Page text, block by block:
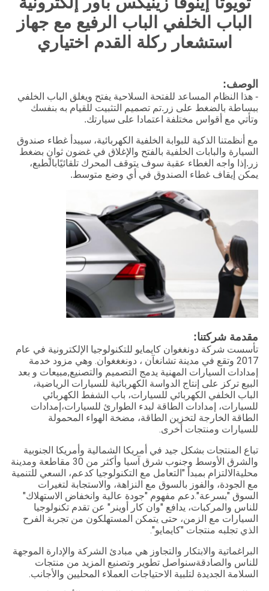
الباب الخلفي الباب الرفيع مع جهاز
استشعار ركلة القدم اختياري
الوصف:
- هذا النظام المساعد للفتحة السلاحية يفتح ويغلق الباب الخلفي
ببساطة بالضغط على زر.تم تصميم التثبيت للقيام به بنفسك
وتأتي مع أقواس مختلفة اعتمادا على سيارتك.
مع أنظمتنا الذكية للبوابة الخلفية الكهربائية، سيبدأ غطاء صندوق
السيارة والبابات الخلفية بالفتح والإغلاق في غضون ثوانٍ بضغط
زر.إذا واجه الغطاء عقبة سوف يتوقف المحرك تلقائيًابالطبع،
يمكن إيقاف غطاء الصندوق في أي وضع متوسط.
مقدمة شركتنا:
تأسست شركة دونغغوان كايمايو للتكنولوجيا الإلكترونية في عام
2017 وتقع في مدينة تشانغآن ، دونغغغوان. وهي مزود خدمة
إمدادات السيارات المهنية يدمج التصميم والتصنيع,مبيعات و بعد
البيع تركز على إنتاج الدواسة الكهربائية للسيارات الرياضية،
الباب الخلفي الكهربائي للسيارات، باب الشفط الكهربائي
للسيارات، إمدادات الطاقة لبدء الطوارئ للسيارات،إمدادات
الطاقة الخارجة لتخزين الطاقة، مضخة الهواء المحمولة
للسيارات ومنتجات أخرى.
تباع المنتجات بشكل جيد في أمريكا الشمالية وأمريكا الجنوبية
والشرق الأوسط وجنوب شرق آسيا وأكثر من 30 مقاطعة ومدينة
محليةالالتزام بمبدأ "التعامل مع التكنولوجيا كدعم، السعي للتنمية
مع الجودة، والفوز بالسوق مع النزاهة، والاستجابة لتغيرات
السوق "بسرعة".دعم مفهوم "جودة عالية وانخفاض الاستهلاك"
للناس والمركبات، يدافع "وان كار أوينر" عن تقدم تكنولوجيا
السيارات مع الزمن، حتى يتمكن المستهلكون من تجربة الفرح
الذي تجلبه منتجات "كايمايو".
البراغماتية والابتكار والتجاوز هي مبادئ الشركة والإدارة الموجهة
للناس والصادقةسنواصل تطوير وتصنيع المزيد من منتجات
السلامة الجديدة لتلبية الاحتياجات العملاء المحليين والأجانب.